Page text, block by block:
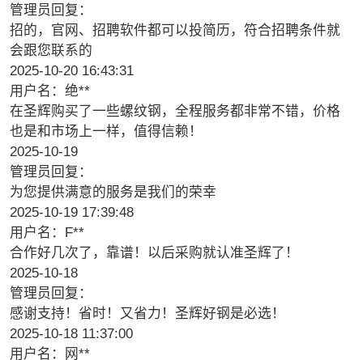
管理员回复：
招的，官网、招聘软件都可以投简历，符合招聘条件就
会跟您联系的
2025-10-20 16:43:31
用户名：绝**
在圣辉购买了一些螺纹钢，全程服务都非常不错，价格
也是和市场上一样，值得信赖！
2025-10-19
管理员回复：
为您提供满意的服务是我们的荣幸
2025-10-19 17:39:48
用户名：F**
合作好几次了，靠谱！以后采购就认准圣辉了！
2025-10-18
管理员回复：
感谢支持！省时！又省力！圣辉好钢是必选！
2025-10-18 11:37:00
用户名：网**